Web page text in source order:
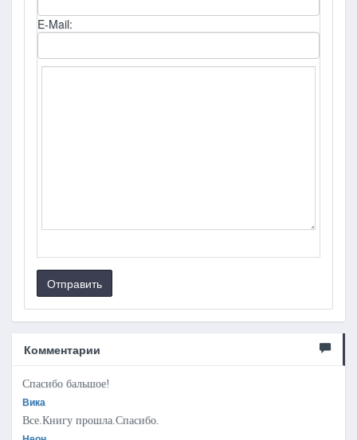
E-Mail:
Отправить
Комментарии
Спасибо бальшое!
Вика
Все.Книгу прошла.Спасибо.